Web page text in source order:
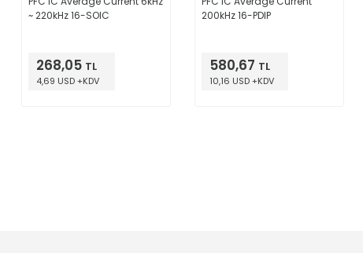
~ 220kHz 16-SOIC
268,05 TL
4,69 USD +KDV
200kHz 16-PDIP
580,67 TL
10,16 USD +KDV